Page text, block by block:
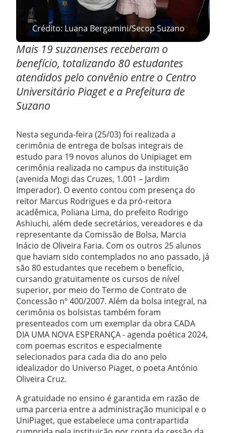
Crédito: Luana Bergamini/Secop Suzano
Mais 19 suzanenses receberam o
benefício, totalizando 80 estudantes
atendidos pelo convênio entre o Centro
Universitário Piaget e a Prefeitura de
Suzano
Nesta segunda-feira (25/03) foi realizada a
cerimônia de entrega de bolsas integrais de
estudo para 19 novos alunos do Unipiaget em
cerimônia realizada no campus da instituição
(avenida Mogi das Cruzes, 1.001 – Jardim
Imperador). O evento contou com presença do
reitor Marcus Rodrigues e da pró-reitora
acadêmica, Poliana Lima, do prefeito Rodrigo
Ashiuchi, além dede secretários, vereadores e da
representante da Comissão de Bolsa, Marcia
Inácio de Oliveira Faria. Com os outros 25 alunos
que haviam sido contemplados no ano passado, já
são 80 estudantes que recebem o benefício,
cursando gratuitamente os cursos de nível
superior, por meio do Termo de Contrato de
Concessão nº 400/2007. Além da bolsa integral, na
cerimônia os bolsistas também foram
presenteados com um exemplar da obra CADA
DIA UMA NOVA ESPERANÇA - agenda poética 2024,
com poemas escritos e especialmente
selecionados para cada dia do ano pelo
idealizador do Universo Piaget, o poeta António
Oliveira Cruz.
A gratuidade no ensino é garantida em razão de
uma parceria entre a administração municipal e o
UniPiaget, que estabelece uma contrapartida